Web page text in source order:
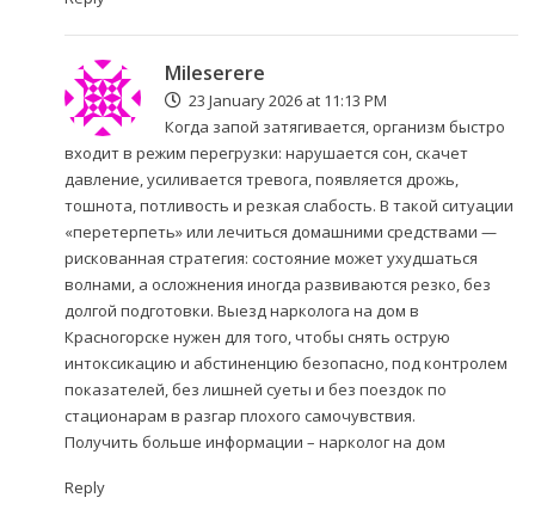
Mileserere
23 January 2026 at 11:13 PM
Когда запой затягивается, организм быстро
входит в режим перегрузки: нарушается сон, скачет
давление, усиливается тревога, появляется дрожь,
тошнота, потливость и резкая слабость. В такой ситуации
«перетерпеть» или лечиться домашними средствами —
рискованная стратегия: состояние может ухудшаться
волнами, а осложнения иногда развиваются резко, без
долгой подготовки. Выезд нарколога на дом в
Красногорске нужен для того, чтобы снять острую
интоксикацию и абстиненцию безопасно, под контролем
показателей, без лишней суеты и без поездок по
стационарам в разгар плохого самочувствия.
Получить больше информации – нарколог на дом
Reply